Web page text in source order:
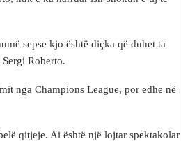
sepse kjo është diçka që duhet ta
Roberto.
nga Champions League, por edhe në
qitjeje. Ai është një lojtar spektakolar